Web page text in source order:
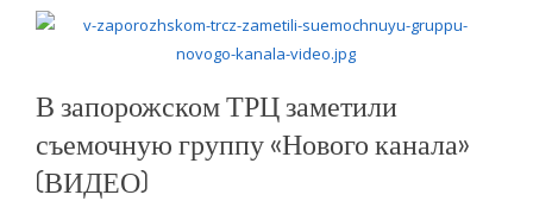
В запорожском ТРЦ заметили
съемочную группу «Нового канала»
(ВИДЕО)